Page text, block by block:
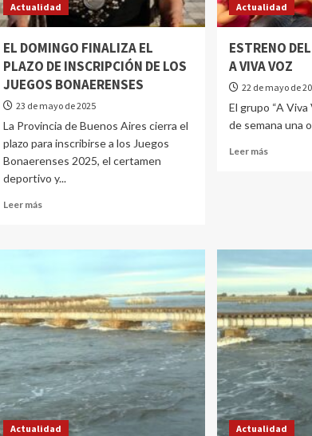
Actualidad
EL DOMINGO FINALIZA EL
PLAZO DE INSCRIPCIÓN DE LOS
JUEGOS BONAERENSES
23 de mayo de 2025
La Provincia de Buenos Aires cierra el
plazo para inscribirse a los Juegos
Bonaerenses 2025, el certamen
deportivo y...
Leer más
Actualidad
ESTRENO
A VIVA VOZ
22 de mayo de
El grupo “A
de semana una
Leer más
Actualidad Actualidad